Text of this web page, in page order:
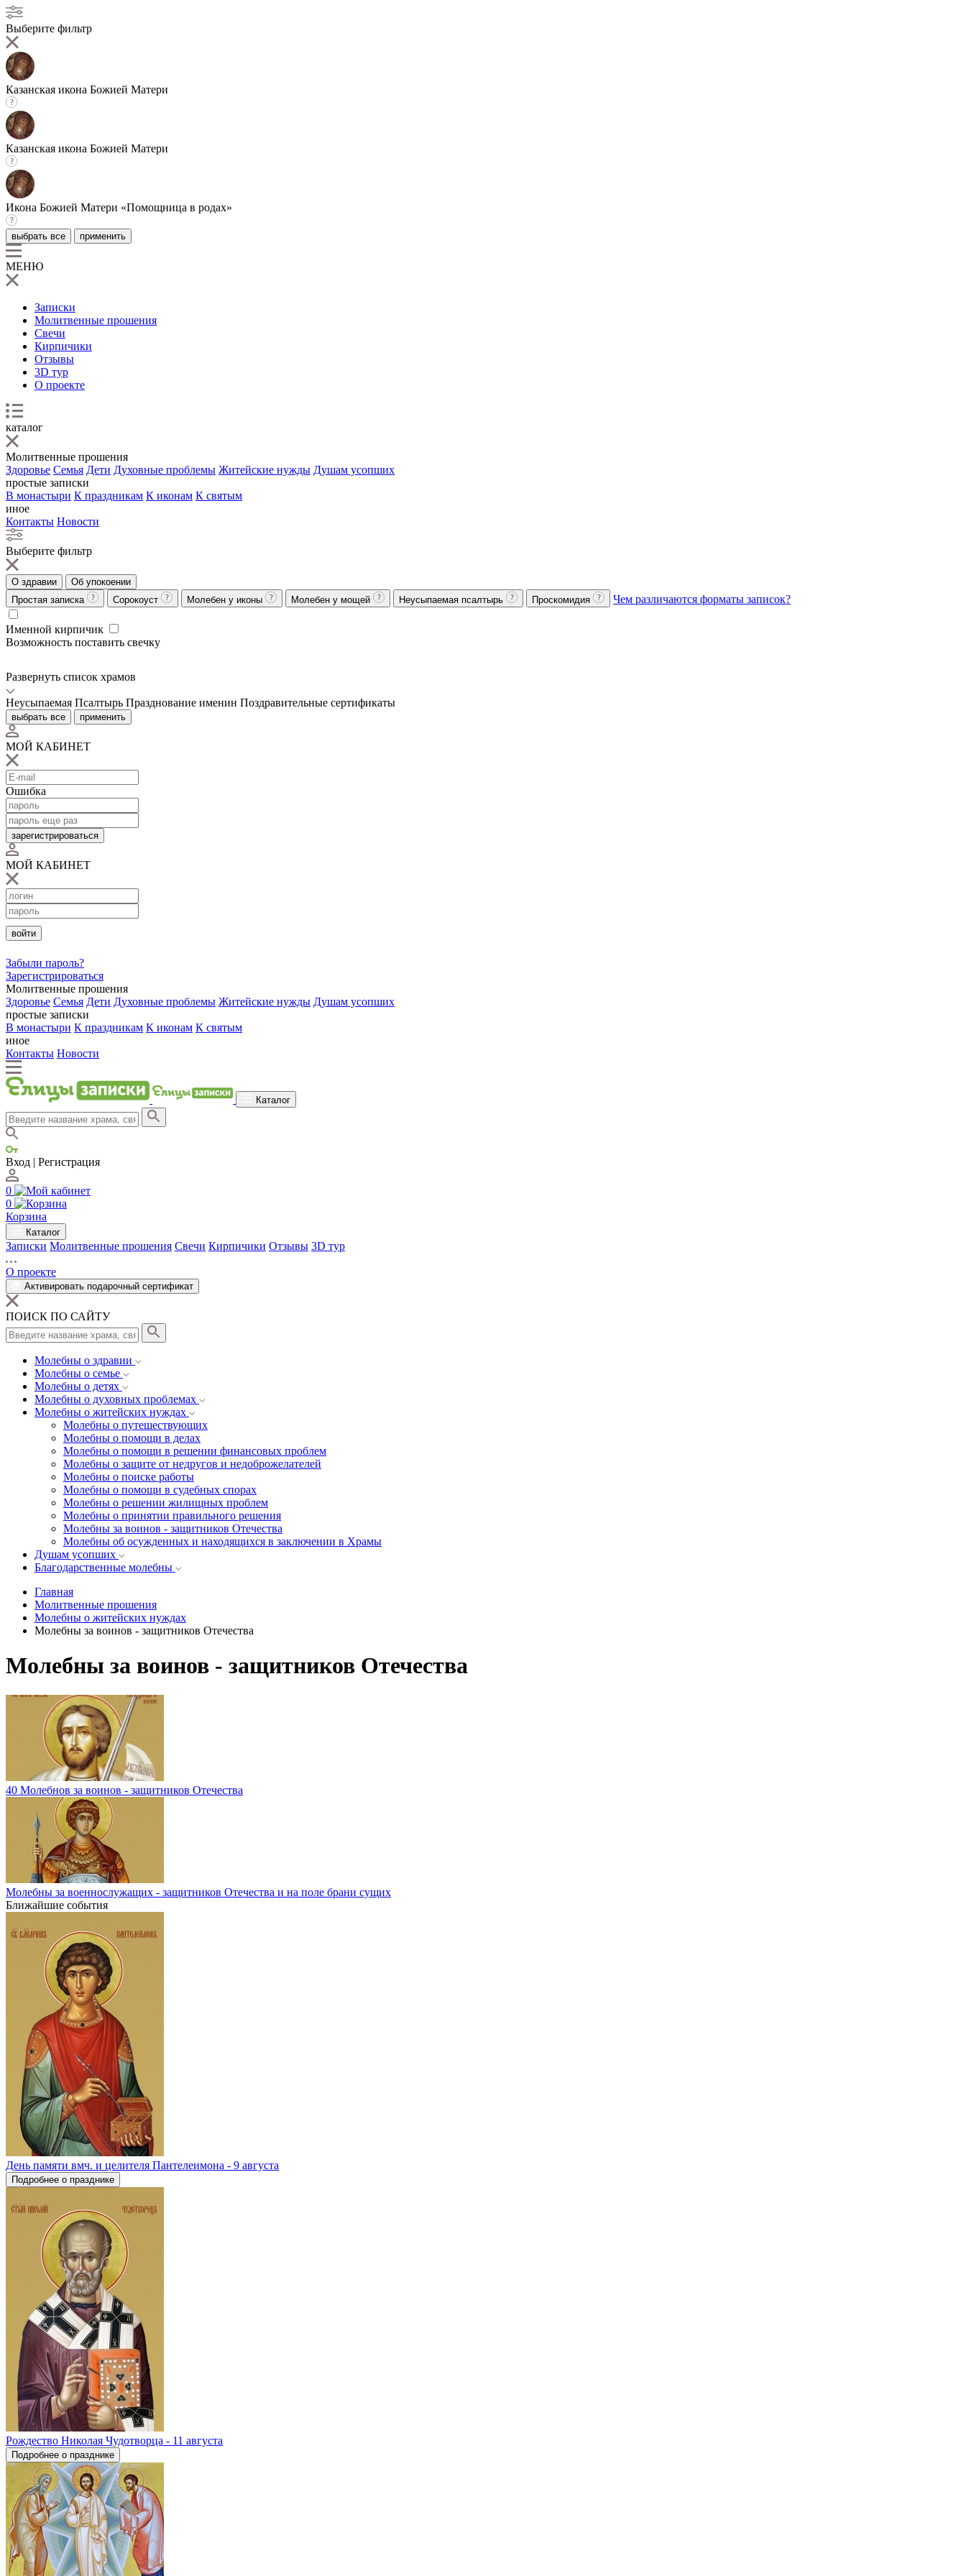
Выберите фильтр
Казанская икона Божией Матери
Казанская икона Божией Матери
Икона Божией Матери «Помощница в родах»
выбрать все применить
МЕНЮ
Записки
Молитвенные прошения
Свечи
Кирпичики
Отзывы
3D тур
О проекте
каталог
Молитвенные прошения
Здоровье Семья Дети Духовные проблемы Житейские нужды Душам усопших
простые записки
В монастыри К праздникам К иконам К святым
иное
Контакты Новости
Выберите фильтр
О здравии
Об упокоении
Простая записка
Сорокоуст Молебен у иконы Молебен у мощей Неусыпаемая псалтырь Проскомидия Чем различаются форматы записок?
Именной кирпичик
Возможность поставить свечку
Развернуть список храмов
Неусыпаемая Псалтырь Празднование именин Поздравительные сертификаты
выбрать все применить
МОЙ КАБИНЕТ
Ошибка
зарегистрироваться
МОЙ КАБИНЕТ
войти
Забыли пароль?
Зарегистрироваться
Молитвенные прошения
Здоровье Семья Дети Духовные проблемы Житейские нужды Душам усопших
простые записки
В монастыри К праздникам К иконам К святым
иное
Контакты Новости
Каталог
Вход | Регистрация
0
0
Корзина
Каталог
Записки Молитвенные прошения Свечи Кирпичики Отзывы 3D тур
О проекте
Активировать подарочный сертификат
ПОИСК ПО САЙТУ
Молебны о здравии
Молебны о семье
Молебны о детях
Молебны о духовных проблемах
Молебны о житейских нуждах
Молебны о путешествующих
Молебны о помощи в делах
Молебны о помощи в решении финансовых проблем
Молебны о защите от недругов и недоброжелателей
Молебны о поиске работы
Молебны о помощи в судебных спорах
Молебны о решении жилищных проблем
Молебны о принятии правильного решения
Молебны за воинов - защитников Отечества
Молебны об осужденных и находящихся в заключении в Храмы
Душам усопших
Благодарственные молебны
Главная
Молитвенные прошения
Молебны о житейских нуждах
Молебны за воинов - защитников Отечества
Молебны за воинов - защитников Отечества
40 Молебнов за воинов - защитников Отечества
Молебны за военнослужащих - защитников Отечества и на поле брани сущих
Ближайшие события
День памяти вмч. и целителя Пантелеимона - 9 августа
Подробнее о празднике
Рождество Николая Чудотворца - 11 августа
Подробнее о празднике